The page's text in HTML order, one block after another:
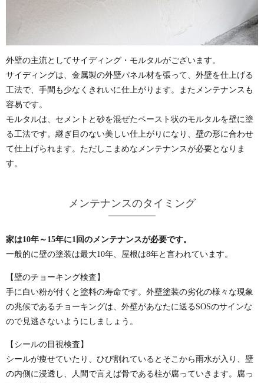
外壁の主流としてサイディング・モルタルがございます。
サイディングは、金属製の外壁パネル材を張って、外壁を仕上げる
工法で、手間も少なくきれいに仕上がります。またメンテナンスも
容易です。
モルタルは、セメントと砂を混ぜたペースト状のモルタルを壁に塗
る工法です。継ぎ目のない美しい仕上がりになり、壁の形に合わせ
て仕上げられます。ただしこまめなメンテナンスが必要となりま
す。
メンテナンスのタイミング
家は10年～15年に1回のメンテナンスが必要です。
一般的に壁の塗装は最大10年、屋根は8年と言われています。
【壁のチョーキング検査】
手に白い粉が付くと塗料の寿命です。外壁塗装の劣化の様々な現象
の兆候であるチョーキングは、外壁があなたに送るSOSのサインな
ので見逃さないようにしましょう。
【シールの目視検査】
シールが痩せていたり、ひび割れているとそこから雨水が入り、壁
の内側に浸透し、人間で言えば骨である柱が腐っていきます。腐っ